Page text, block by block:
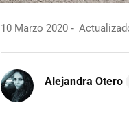
10 Marzo 2020
Alejandra Otero